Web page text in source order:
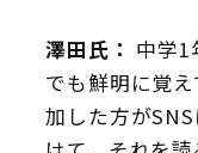
澤田氏： 中学1
でも鮮明に覚
加した方が